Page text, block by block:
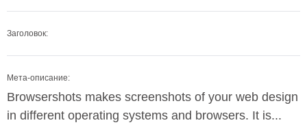
Заголовок:
Мета-описание:
Browsershots makes screenshots of your web design
in different operating systems and browsers. It is...